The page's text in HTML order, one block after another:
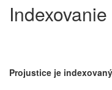
Indexovanie
Projustice je